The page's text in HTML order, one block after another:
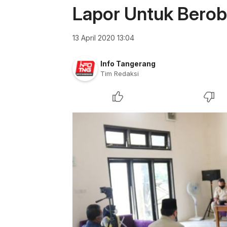
Lapor Untuk
13 April 2020 13:04
Info Tangerang
Tim Redaksi